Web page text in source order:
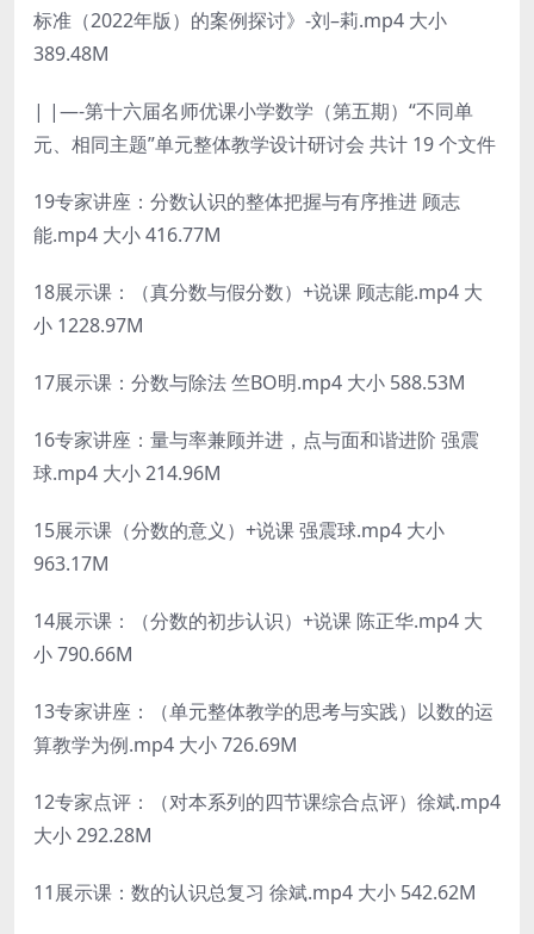
标准（2022年版）的案例探讨》-刘–莉.mp4 大小
389.48M
| |—-第十六届名师优课小学数学（第五期）“不同单
元、相同主题”单元整体教学设计研讨会 共计 19 个文件
19专家讲座：分数认识的整体把握与有序推进 顾志
能.mp4 大小 416.77M
18展示课：（真分数与假分数）+说课 顾志能.mp4 大
小 1228.97M
17展示课：分数与除法 竺BO明.mp4 大小 588.53M
16专家讲座：量与率兼顾并进，点与面和谐进阶 强震
球.mp4 大小 214.96M
15展示课（分数的意义）+说课 强震球.mp4 大小
963.17M
14展示课：（分数的初步认识）+说课 陈正华.mp4 大
小 790.66M
13专家讲座：（单元整体教学的思考与实践）以数的运
算教学为例.mp4 大小 726.69M
12专家点评：（对本系列的四节课综合点评）徐斌.mp4
大小 292.28M
11展示课：数的认识总复习 徐斌.mp4 大小 542.62M